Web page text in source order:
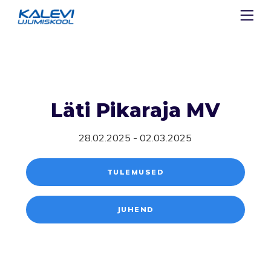
Läti Pikaraja MV
28.02.2025 - 02.03.2025
TULEMUSED
JUHEND